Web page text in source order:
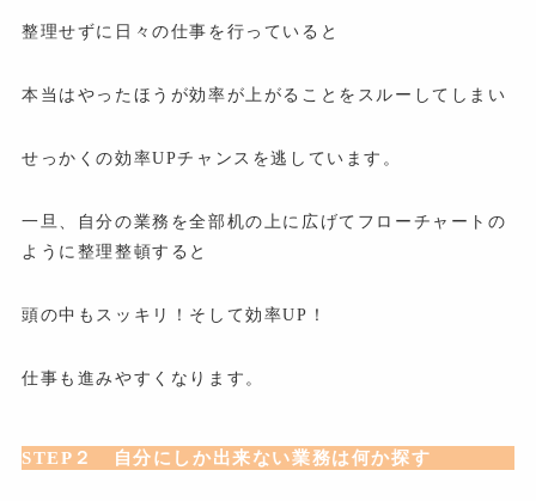
整理せずに日々の仕事を行っていると
本当はやったほうが効率が上がることをスルーしてしまい
せっかくの効率UPチャンスを逃しています。
一旦、自分の業務を全部机の上に広げてフローチャートの
ように整理整頓すると
頭の中もスッキリ！そして効率UP！
仕事も進みやすくなります。
STEP２ 自分にしか出来ない業務は何か探す